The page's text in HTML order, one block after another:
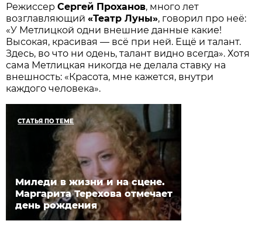
РежиссерСергей Проханов, много лет
возглавляющий«Театр Луны», говорил про неё:
«У Метлицкой одни внешние данные какие!
Высокая, красивая — всё при ней. Ещё и талант.
Здесь, во что ни одень, талант видно всегда». Хотя
сама Метлицкая никогда не делала ставку на
внешность: «Красота, мне кажется, внутри
каждого человека».
СТАТЬЯ ПО ТЕМЕ
Миледи в жизни и на сцене.
Маргарита Терехова отмечает
день рождения